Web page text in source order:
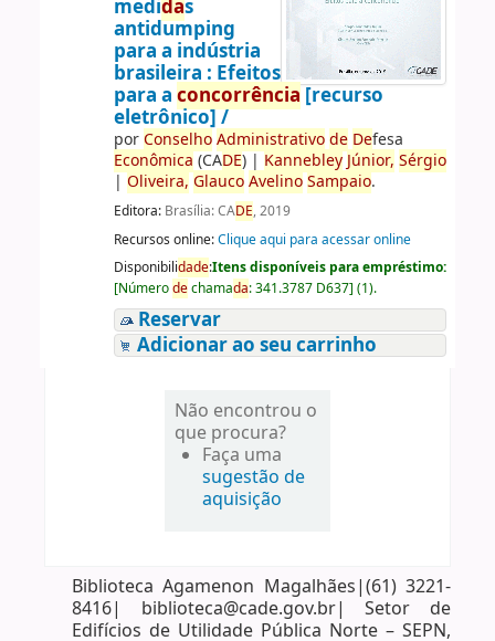
medidas
antidumping
para a indústria
brasileira : Efeitos
para a concorrência [recurso
eletrônico] /
porConselho Administrativo de Defesa
Econômica (CADE)| Kannebley Júnior, Sérgio
| Oliveira, Glauco Avelino Sampaio.
Editora: Brasília: CADE, 2019
Recursos online:Clique aqui para acessar online
Disponibilidade:Itens disponíveis para empréstimo:
[Númerodechamada:341.3787 D637] (1).
Reservar
Adicionar ao seu carrinho
Não encontrou o
que procura?
Faça uma
sugestão de
aquisição
Biblioteca Agamenon Magalhães|(61) 3221-
8416| biblioteca@cade.gov.br| Setor de
Edifícios de Utilidade Pública Norte – SEPN,